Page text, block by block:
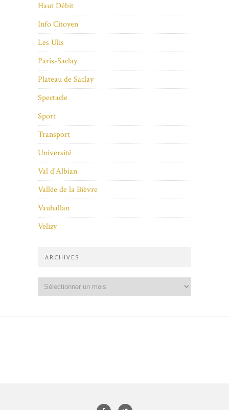
Haut Débit
Info Citoyen
Les Ulis
Paris-Saclay
Plateau de Saclay
Spectacle
Sport
Transport
Université
Val d'Albian
Vallée de la Bièvre
Vauhallan
Velizy
ARCHIVES